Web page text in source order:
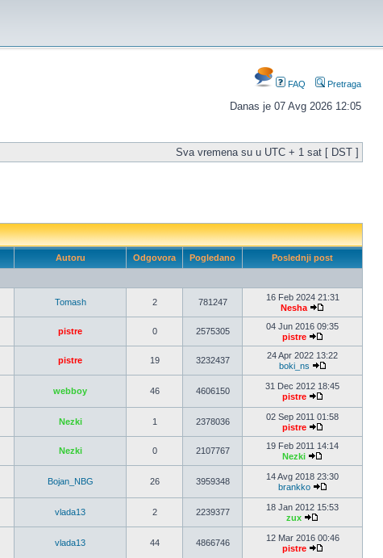
FAQ Pretraga
Danas je 07 Avg 2026 12:05
Sva vremena su u UTC + 1 sat [ DST ]
Autoru Odgovora Pogledano Poslednji post
Tomash 2 781247
16 Feb 2024 21:31
Nesha
pistre 0 2575305
04 Jun 2016 09:35
pistre
pistre 19 3232437
24 Apr 2022 13:22
boki_ns
webboy 46 4606150
31 Dec 2012 18:45
pistre
Nezki 1 2378036
02 Sep 2011 01:58
pistre
Nezki 0 2107767
19 Feb 2011 14:14
Nezki
Bojan_NBG 26 3959348
14 Avg 2018 23:30
brankko
vlada13 2 2239377
18 Jan 2012 15:53
zux
vlada13 44 4866746
12 Mar 2016 00:46
pistre